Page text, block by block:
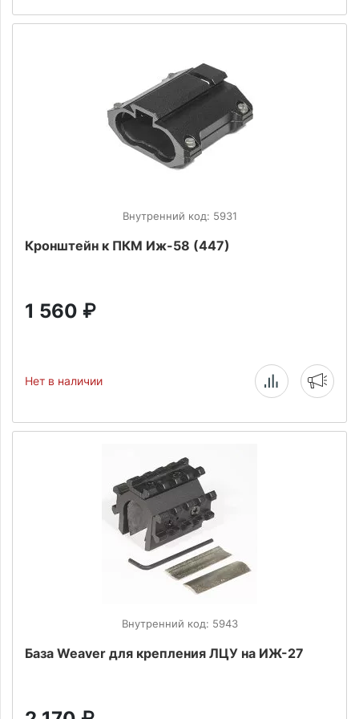
Внутренний код: 5931
Кронштейн к ПКМ Иж-58 (447)
1 560 ₽
Нет в наличии
Внутренний код: 5943
База Weaver для крепления ЛЦУ на ИЖ-27